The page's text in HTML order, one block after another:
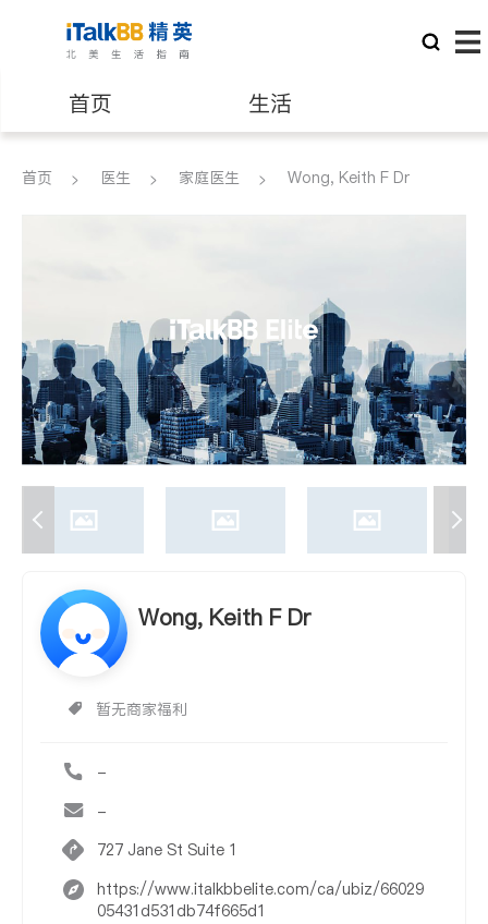
首页 生活
医生 律师
会计师
建筑装修
首页 医生 家庭医生 Wong, Keith F Dr
Wong, Keith F Dr
暂无商家福利
-
-
727 Jane St Suite 1
https://www.italkbbelite.com/ca/ubiz/66029
05431d531db74f665d1